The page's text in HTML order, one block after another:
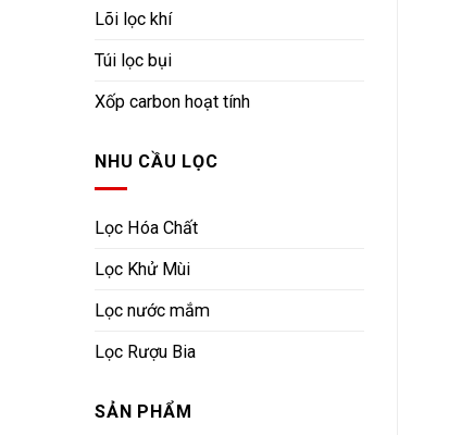
Lõi lọc khí
Túi lọc bụi
Xốp carbon hoạt tính
NHU CẦU LỌC
Lọc Hóa Chất
Lọc Khử Mùi
Lọc nước mắm
Lọc Rượu Bia
SẢN PHẨM